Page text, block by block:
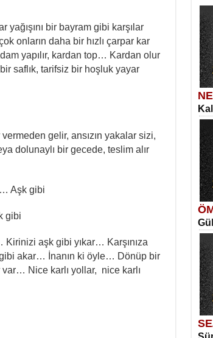
yağışını bir bayram gibi karşılar
onların daha bir hızlı çarpar kar
yapılır, kardan top… Kardan olur
saflık, tarifsiz bir hoşluk yayar
gelir, ansızın yakalar sizi,
dolunaylı bir gecede, teslim alır
Aşk gibi
gibi
aşk gibi yıkar… Karşınıza
gibi akar… İnanın ki öyle… Dönüp bir
var… Nice karlı yollar, nice karlı
İki